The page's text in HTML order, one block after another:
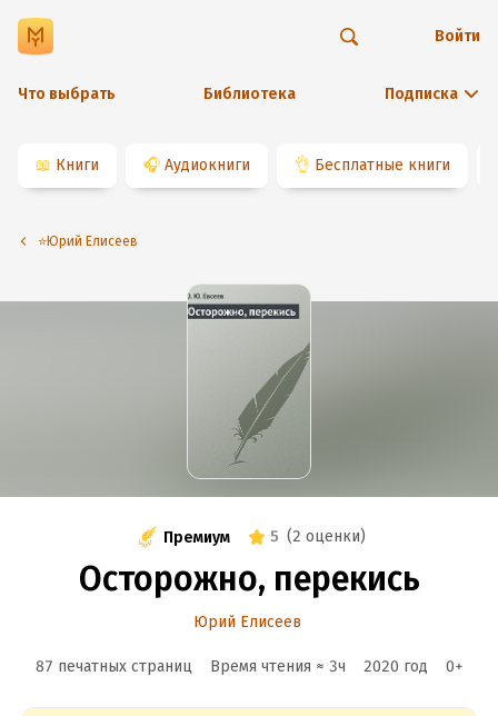
Что выбрать Библиотека Подписка
Войти
📖 Книги 🎧 Аудиокниги 👌 Бесплатные книги
⭐️Юрий Елисеев
Премиум 5 (2 оценки)
Осторожно, перекись
Юрий Елисеев
87 печатных страниц Время чтения ≈ 3ч 2020 год 0+